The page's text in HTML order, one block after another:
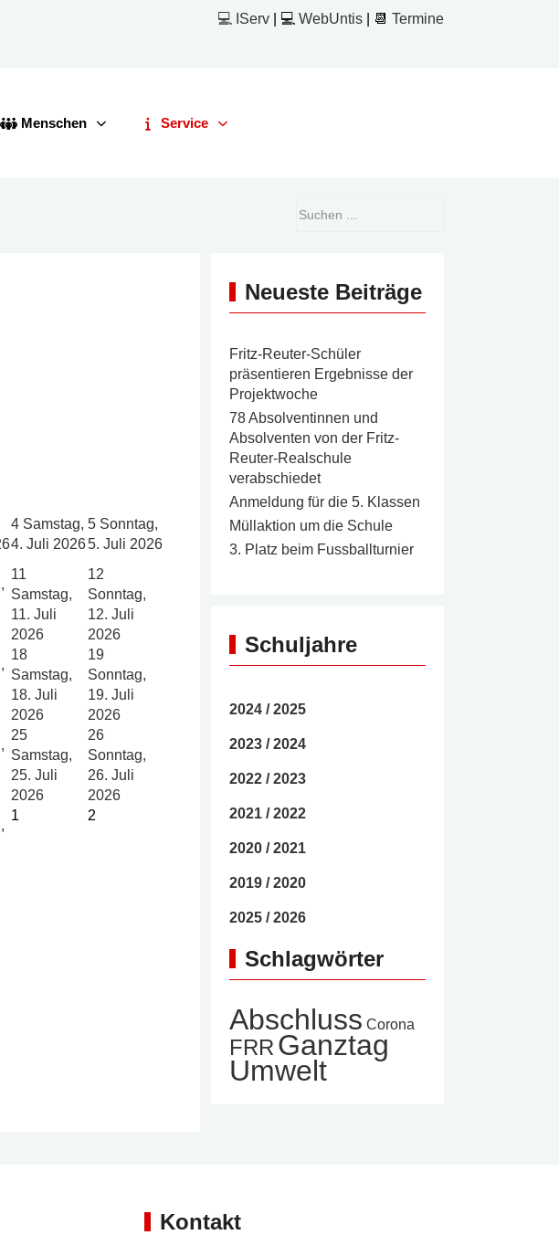
💻 IServ | 💻 WebUntis | 📆 Termine
Menschen Service
4 Samstag,
4. Juli 2026
5 Sonntag,
5. Juli 2026
11
Samstag,
11. Juli
2026
12
Sonntag,
12. Juli
2026
18
Samstag,
18. Juli
2026
19
Sonntag,
19. Juli
2026
25
Samstag,
25. Juli
2026
26
Sonntag,
26. Juli
2026
1 2
Neueste Beiträge
Fritz-Reuter-Schüler
präsentieren Ergebnisse der
Projektwoche
78 Absolventinnen und
Absolventen von der Fritz-
Reuter-Realschule
verabschiedet
Anmeldung für die 5. Klassen
Müllaktion um die Schule
3. Platz beim Fussballturnier
Schuljahre
2024 / 2025
2023 / 2024
2022 / 2023
2021 / 2022
2020 / 2021
2019 / 2020
2025 / 2026
Schlagwörter
Abschluss Corona
FRR Ganztag
Umwelt
Kontakt